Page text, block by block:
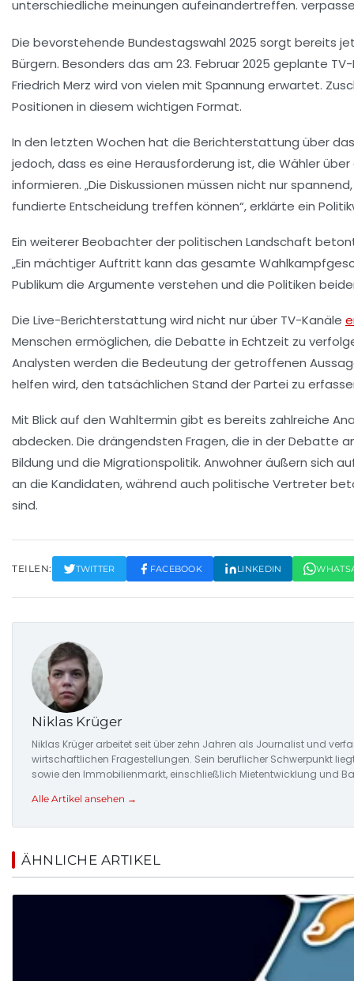
Die bevorstehende Bundestagswahl 2025 sorgt bereits
Bürgern. Besonders das am 23. Februar 2025 geplante
Friedrich Merz wird von vielen mit Spannung erwartet.
Positionen in diesem wichtigen Format.
In den letzten Wochen hat die Berichterstattung über
jedoch, dass es eine Herausforderung ist, die Wähler
informieren. „Die Diskussionen müssen nicht nur
fundierte Entscheidung treffen können“, erklärte ein
Ein weiterer Beobachter der politischen Landschaft
„Ein mächtiger Auftritt kann das gesamte
Publikum die Argumente verstehen und die Politiken
Die Live-Berichterstattung wird nicht nur über TV-Kanäle
Menschen ermöglichen, die Debatte in Echtzeit zu
Analysten werden die Bedeutung der getroffenen
helfen wird, den tatsächlichen Stand der Partei zu
Mit Blick auf den Wahltermin gibt es bereits zahlreiche
abdecken. Die drängendsten Fragen, die in der Debatte
Bildung und die Migrationspolitik. Anwohner äußern sich
an die Kandidaten, während auch politische Vertreter
sind.
TEILEN: TWITTER FACEBOOK LINKEDIN
Niklas Krüger
Niklas Krüger arbeitet seit über zehn Jahren als Journalist und
wirtschaftlichen Fragestellungen. Sein beruflicher Schwerpunkt
sowie den Immobilienmarkt, einschließlich Mietentwicklung und
Alle Artikel ansehen →
ÄHNLICHE ARTIKEL